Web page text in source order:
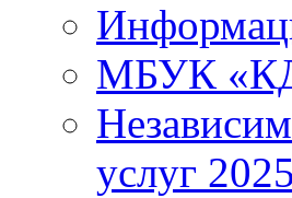
МБУК
услуг 2025